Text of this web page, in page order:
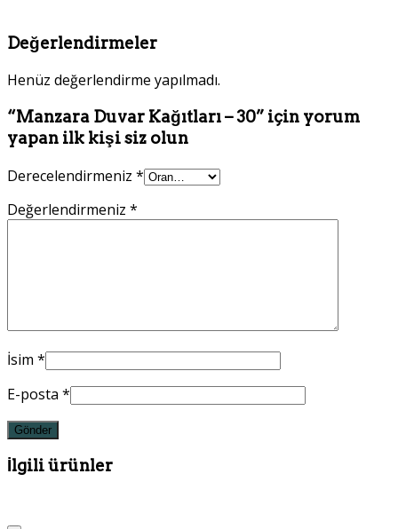
Değerlendirmeler
Henüz değerlendirme yapılmadı.
“Manzara Duvar Kağıtları – 30” için yorum
yapan ilk kişi siz olun
Derecelendirmeniz *
Değerlendirmeniz *
İsim *
E-posta *
İlgili ürünler